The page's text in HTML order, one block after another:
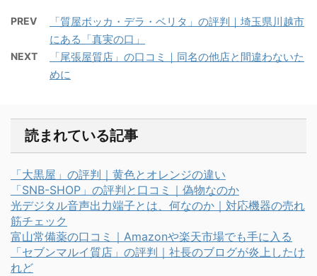
PREV
「質屋ボッカ・デラ・ベリタ」の評判｜埼玉県川越市
にある「真実の口」
NEXT
「尾張屋質店」の口コミ｜同名の他店と間違わないた
めに
読まれている記事
「大黒屋」の評判｜黄色とオレンジの違い
「SNB-SHOP」の評判と口コミ｜偽物なのか
光デジタル音声出力端子とは、何なのか｜対応機器の売れ
筋チェック
富山常備薬の口コミ｜Amazonや楽天市場でも手に入る
「セブンマルイ質店」の評判｜社長のブログが炎上したけ
れど